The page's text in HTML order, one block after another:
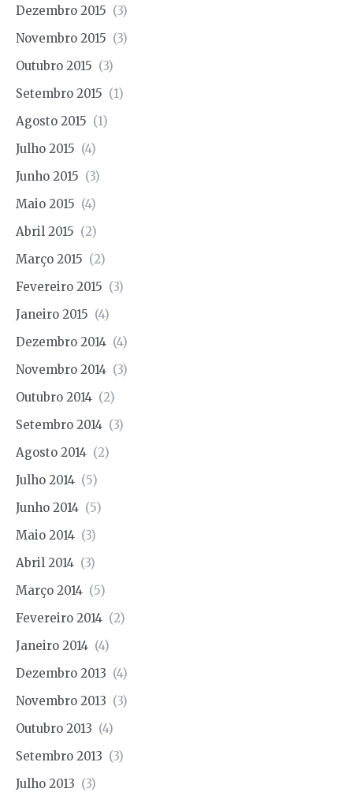
Dezembro 2015 (3)
Novembro 2015 (3)
Outubro 2015 (3)
Setembro 2015 (1)
Agosto 2015 (1)
Julho 2015 (4)
Junho 2015 (3)
Maio 2015 (4)
Abril 2015 (2)
Março 2015 (2)
Fevereiro 2015 (3)
Janeiro 2015 (4)
Dezembro 2014 (4)
Novembro 2014 (3)
Outubro 2014 (2)
Setembro 2014 (3)
Agosto 2014 (2)
Julho 2014 (5)
Junho 2014 (5)
Maio 2014 (3)
Abril 2014 (3)
Março 2014 (5)
Fevereiro 2014 (2)
Janeiro 2014 (4)
Dezembro 2013 (4)
Novembro 2013 (3)
Outubro 2013 (4)
Setembro 2013 (3)
Julho 2013 (3)